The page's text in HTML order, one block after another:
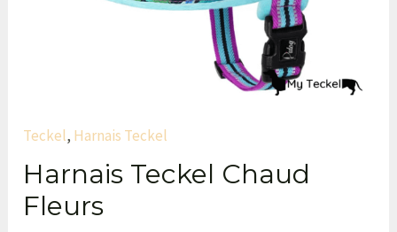
Teckel, Harnais Teckel
Harnais Teckel Chaud
Fleurs